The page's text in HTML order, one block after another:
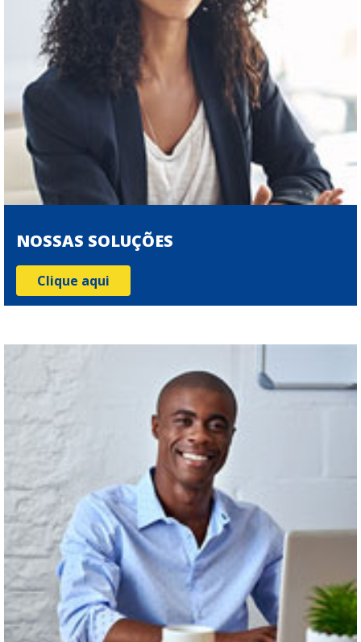
NOSSAS SOLUÇÕES
Clique aqui